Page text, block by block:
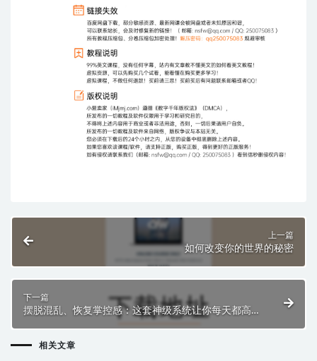
上一篇
如何改变你的世界的秘密
下一篇
摆脱混乱、恢复掌控感：这套神级系统让你每天都高效
相关文章